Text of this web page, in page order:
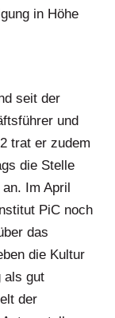
in Höhe
seit der
und
trat er zudem
die Stelle
Im April
PiC noch
das
die Kultur
als gut
der